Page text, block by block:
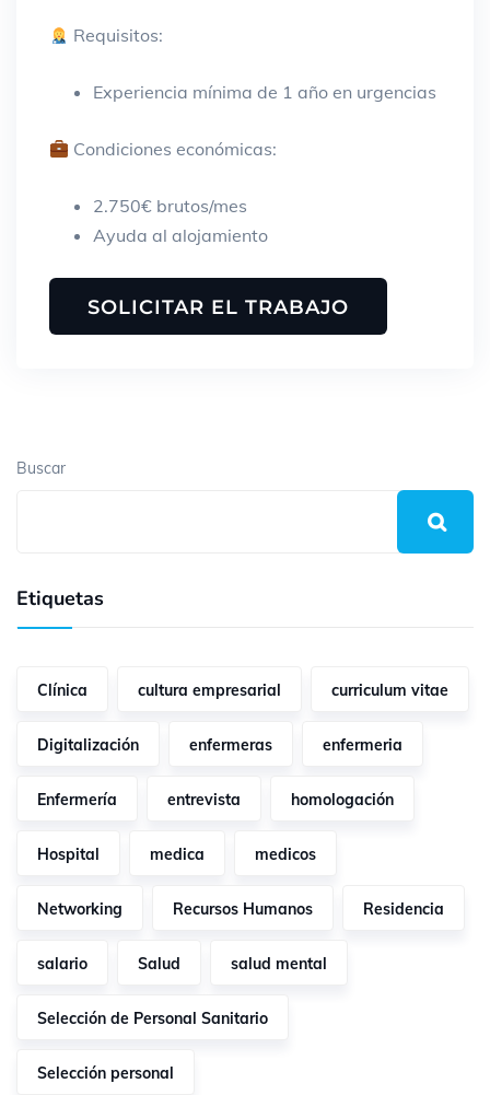
Requisitos:
Experiencia mínima de 1 año en urgencias
Condiciones económicas:
2.750€ brutos/mes
Ayuda al alojamiento
Buscar
Etiquetas
Clínica cultura empresarial curriculum vitae
Digitalización enfermeras enfermeria
Enfermería entrevista homologación
Hospital medica medicos
Networking Recursos Humanos Residencia
salario Salud salud mental
Selección de Personal Sanitario
Selección personal